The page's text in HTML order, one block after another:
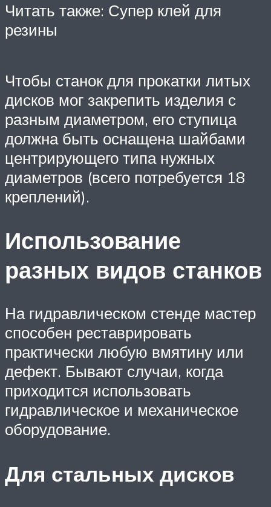
Читать также: Супер клей для
резины
Чтобы станок для прокатки литых
дисков мог закрепить изделия с
разным диаметром, его ступица
должна быть оснащена шайбами
центрирующего типа нужных
диаметров (всего потребуется 18
креплений).
Использование
разных видов станков
На гидравлическом стенде мастер
способен реставрировать
практически любую вмятину или
дефект. Бывают случаи, когда
приходится использовать
гидравлическое и механическое
оборудование.
Для стальных дисков